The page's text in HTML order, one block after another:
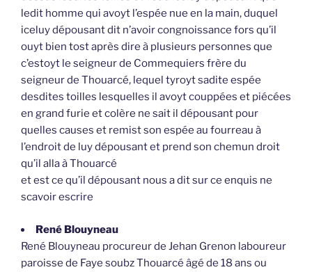
ledit homme qui avoyt l’espée nue en la main, duquel
iceluy dépousant dit n’avoir congnoissance fors qu’il
ouyt bien tost après dire à plusieurs personnes que
c’estoyt le seigneur de Commequiers frère du
seigneur de Thouarcé, lequel tyroyt sadite espée
desdites toilles lesquelles il avoyt couppées et piécées
en grand furie et colère ne sait il dépousant pour
quelles causes et remist son espée au fourreau à
l’endroit de luy dépousant et prend son chemun droit
qu’il alla à Thouarcé
et est ce qu’il dépousant nous a dit sur ce enquis ne
scavoir escrire
René Blouyneau
René Blouyneau procureur de Jehan Grenon laboureur
paroisse de Faye soubz Thouarcé âgé de 18 ans ou